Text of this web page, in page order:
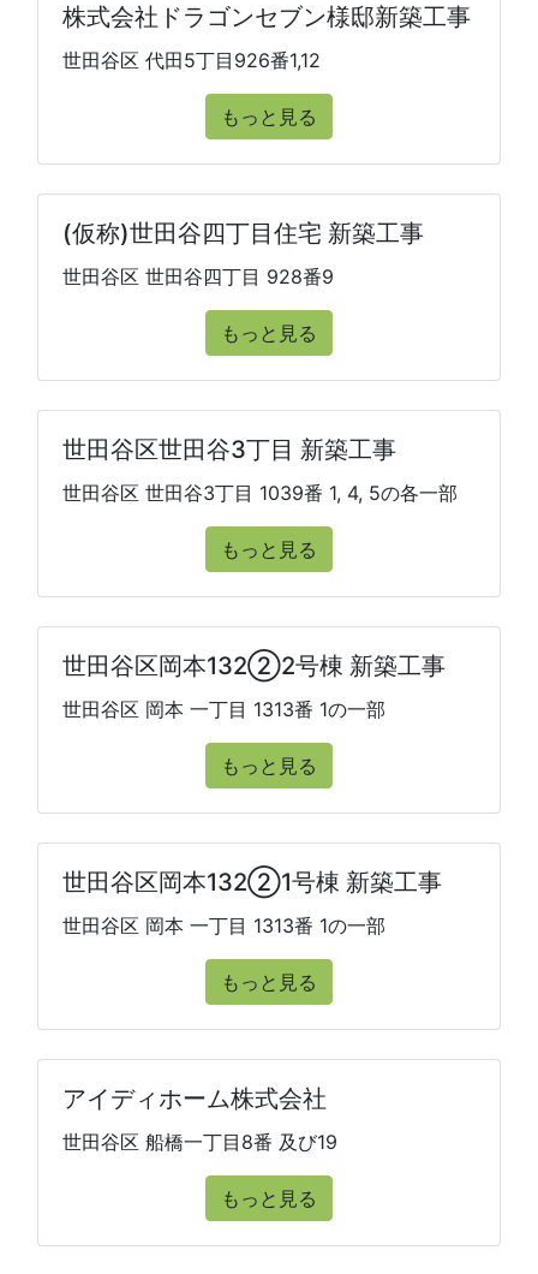
株式会社ドラゴンセブン様邸新築工事
世田谷区 代田5丁目926番1,12
もっと見る
(仮称)世田谷四丁目住宅 新築工事
世田谷区 世田谷四丁目 928番9
もっと見る
世田谷区世田谷3丁目 新築工事
世田谷区 世田谷3丁目 1039番 1, 4, 5の各一部
もっと見る
世田谷区岡本132②2号棟 新築工事
世田谷区 岡本 一丁目 1313番 1の一部
もっと見る
世田谷区岡本132②1号棟 新築工事
世田谷区 岡本 一丁目 1313番 1の一部
もっと見る
アイディホーム株式会社
世田谷区 船橋一丁目8番 及び19
もっと見る